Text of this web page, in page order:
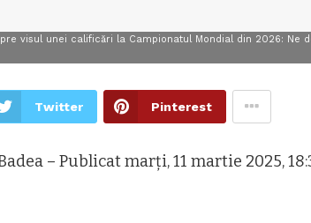
visul unei calificări la Campionatul Mondial din 2026: Ne
Twitter Pinterest
– Publicat marți, 11 martie 2025,